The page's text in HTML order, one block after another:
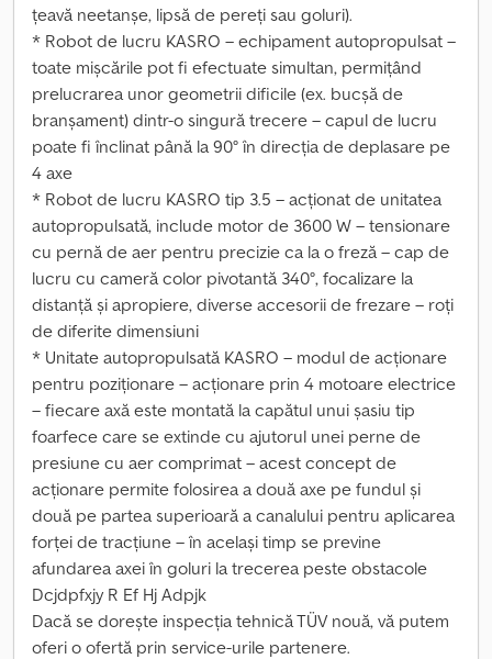
țeavă neetanșe, lipsă de pereți sau goluri).
* Robot de lucru KASRO – echipament autopropulsat –
toate mișcările pot fi efectuate simultan, permițând
prelucrarea unor geometrii dificile (ex. bucșă de
branșament) dintr-o singură trecere – capul de lucru
poate fi înclinat până la 90° în direcția de deplasare pe
4 axe
* Robot de lucru KASRO tip 3.5 – acționat de unitatea
autopropulsată, include motor de 3600 W – tensionare
cu pernă de aer pentru precizie ca la o freză – cap de
lucru cu cameră color pivotantă 340°, focalizare la
distanță și apropiere, diverse accesorii de frezare – roți
de diferite dimensiuni
* Unitate autopropulsată KASRO – modul de acționare
pentru poziționare – acționare prin 4 motoare electrice
– fiecare axă este montată la capătul unui șasiu tip
foarfece care se extinde cu ajutorul unei perne de
presiune cu aer comprimat – acest concept de
acționare permite folosirea a două axe pe fundul și
două pe partea superioară a canalului pentru aplicarea
forței de tracțiune – în același timp se previne
afundarea axei în goluri la trecerea peste obstacole
Dcjdpfxjy R Ef Hj Adpjk
Dacă se dorește inspecția tehnică TÜV nouă, vă putem
oferi o ofertă prin service-urile partenere.